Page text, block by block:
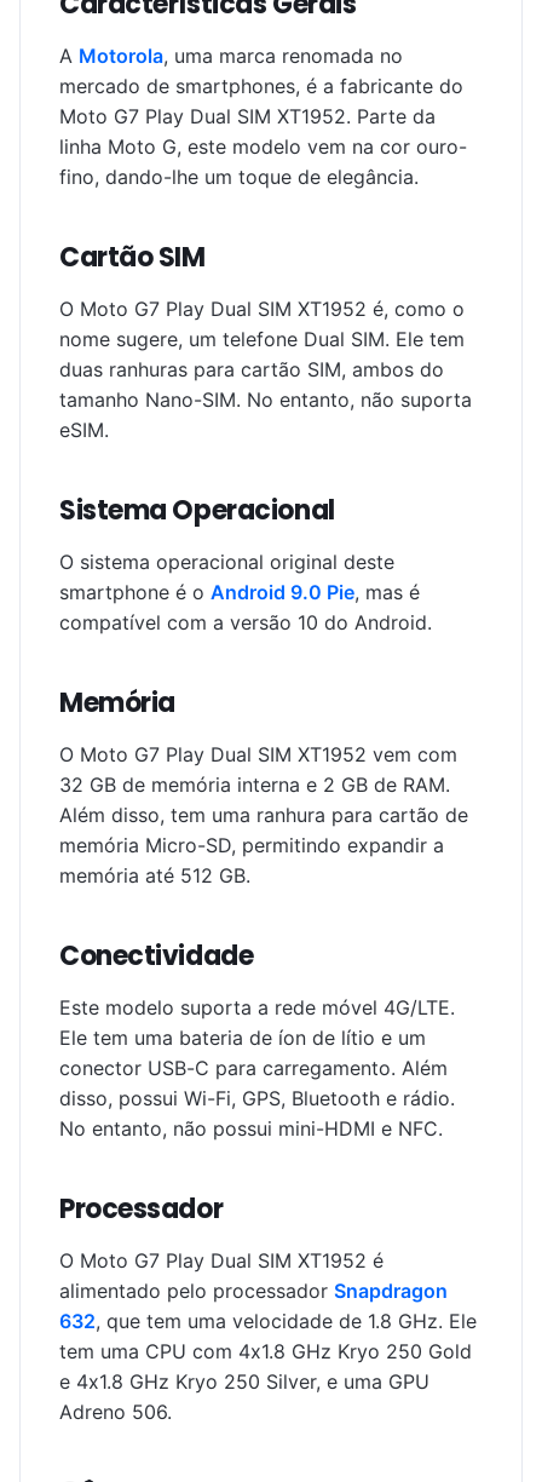
A Motorola, uma marca renomada no
mercado de smartphones, é a fabricante do
Moto G7 Play Dual SIM XT1952. Parte da
linha Moto G, este modelo vem na cor ouro-
fino, dando-lhe um toque de elegância.
Cartão SIM
O Moto G7 Play Dual SIM XT1952 é, como o
nome sugere, um telefone Dual SIM. Ele tem
duas ranhuras para cartão SIM, ambos do
tamanho Nano-SIM. No entanto, não suporta
eSIM.
Sistema Operacional
O sistema operacional original deste
smartphone é o Android 9.0 Pie, mas é
compatível com a versão 10 do Android.
Memória
O Moto G7 Play Dual SIM XT1952 vem com
32 GB de memória interna e 2 GB de RAM.
Além disso, tem uma ranhura para cartão de
memória Micro-SD, permitindo expandir a
memória até 512 GB.
Conectividade
Este modelo suporta a rede móvel 4G/LTE.
Ele tem uma bateria de íon de lítio e um
conector USB-C para carregamento. Além
disso, possui Wi-Fi, GPS, Bluetooth e rádio.
No entanto, não possui mini-HDMI e NFC.
Processador
O Moto G7 Play Dual SIM XT1952 é
alimentado pelo processador Snapdragon
632, que tem uma velocidade de 1.8 GHz. Ele
tem uma CPU com 4x1.8 GHz Kryo 250 Gold
e 4x1.8 GHz Kryo 250 Silver, e uma GPU
Adreno 506.